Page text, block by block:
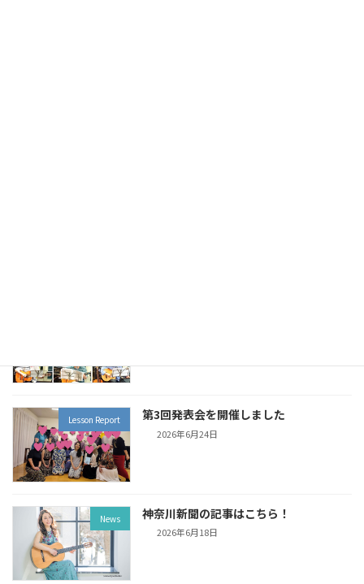
Lesson Report 第3回発表会を開催しました
2026年6月24日
News 神奈川新聞の記事はこちら！
2026年6月18日